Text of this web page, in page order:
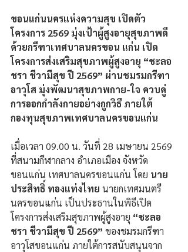
ขอนแก่นนครแห่งความสุข เปิดตัว
โครงการ 2569 มุ่งเป้าผู้สูงอายุสุขภาพดี
ด้วยกรีฑาเทศบาลนครขอน แก่น เปิด
โครงการส่งเสริมสุขภาพผู้สูงอายุ “ชะลอ
ชรา ชีวามีสุข ปี 2569” ผ่านชมรมกรีฑา
อาวุโส มุ่งพัฒนาสุขภาพกาย-ใจ ควบคู่
การออกกำลังกายอย่างถูกวิธี ภายใต้
กองทุนสุขภาพเทศบาลนครขอนแก่น
เมื่อเวลา 09.00 น. วันที่ 28 เมษายน 2569
ที่สนามกีฬากลาง อำเภอเมือง จังหวัด
ขอนแก่น เทศบาลนครขอนแก่น โดย นาย
ประสิทธิ์ ทองแท่งไทย นายกเทศมนตรี
นครขอนแก่น เป็นประธานในพิธีเปิด
โครงการส่งเสริมสุขภาพผู้สูงอายุ “ชะลอ
ชรา ชีวามีสุข ปี 2569” ของชมรมกรีฑา
อาวุโสขอนแก่น ภายใต้การสนับสนุนจาก